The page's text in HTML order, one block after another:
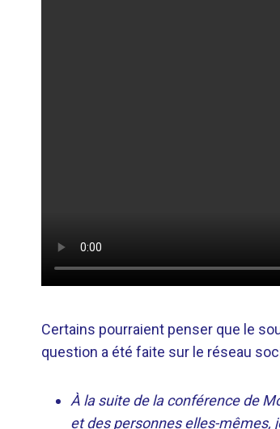
Certains pourraient penser que le
question a été faite sur le réseau
À la suite de la conférence de
et des personnes elles-mêmes,